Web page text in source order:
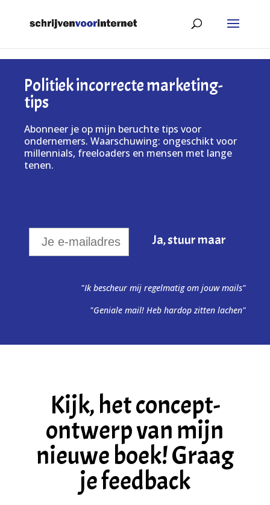
Politiek incorrecte marketing-
tips
Abonneer je op mijn beruchte tips voor
ondernemers. Waarschuwing: ongeschikt voor
millennials, freeloaders en mensen met lange
tenen.
"Ik bescheur mij regelmatig om jouw mails"
"Geniale mail! Heb hardop zitten lachen"
Kijk, het concept-
ontwerp van mijn
nieuwe boek! Graag
je feedback